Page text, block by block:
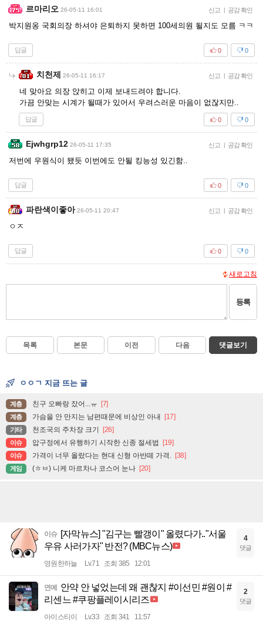
르마리오 26-05-11 16:01 신고 공감 확인
박지원옹 국회의장 하셔야 은퇴하지 못하면 100세의원 될지도 모름 ㅋㅋ
답글 0
0
치천제 26-05-11 16:17 신고 공감 확인
네 맞아요 의장 앉히고 이제 보내드려야 합니다.
가끔 안맞는 시계가 될때가 있어서 우려스러운 마음이 없잖지만..
답글 0
0
Ejwhgrp12 26-05-11 17:35 신고 공감 확인
저번에 우원식이 됐듯 이번에도 안될 킹능성 있긴함..
답글 0
0
파란색이좋아 26-05-11 20:47 신고 공감 확인
ㅇㅈ
답글 0
0
새로고침
등록
목록 본문 이전 다음 댓글보기
ㅇㅇㄱ 지금 뜨는 글
계층 친구 오빠랑 잤어...ㅠ [7]
계층 가슴을 안 만지는 남편때문에 비상인 아내 [17]
기타 천조국의 주차장 크기 [26]
이슈 압구정에서 유행하기 시작한 신종 절세법 [19]
이슈 가격이 너무 올랐다는 현대 신형 아반떼 가격. [38]
게임 (ㅎㅂ) 니케 마르차나 코스어 눈나 [20]
이슈
[자막뉴스] "김구는 빨갱이" 올렸다가.."서울
우유 사러가자" 반전? (MBC뉴스)
영원한하늘 Lv.71 조회 385 12:01
4
댓글
연예
안약 안 넣었는데 왜 괜찮지 #이선민 #원이 #
리센느 #쿠팡플레이시리즈
아이스티이 Lv.33 조회 341 11:57
2
댓글